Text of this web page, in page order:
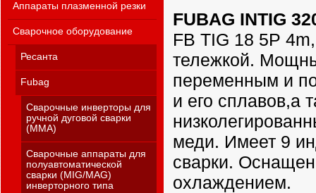
Аппараты плазменной резки
Сварочное оборудование
Ресанта
Fubag
Сварочные инверторы для
ручной дуговой сварки
(MMA)
Сварочные аппараты для
полуавтоматической
сварки (MIG/MAG)
инверторного типа
FUBAG INTIG
FB TIG 18 5P
тележкой.
переменным и
и его сплавов,а
меди. Имеет 9
сварки.
охлаждением.